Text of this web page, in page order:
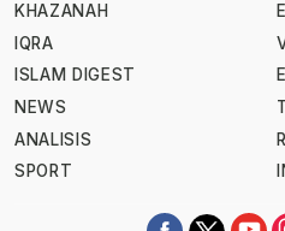
KHAZANAH
IQRA
ISLAM DIGEST
NEWS
ANALISIS
SPORT